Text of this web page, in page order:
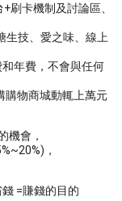
刷卡機制及討論區、
生技、愛之味、線上
年費，不會與任何
購物商城動輒上萬元
機會，
，
=賺錢的目的